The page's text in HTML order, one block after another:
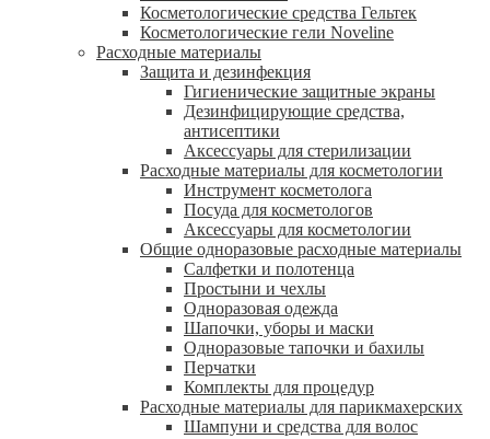
Косметологические средства Гельтек
Косметологические гели Noveline
Расходные материалы
Защита и дезинфекция
Гигиенические защитные экраны
Дезинфицирующие средства,
антисептики
Аксессуары для стерилизации
Расходные материалы для косметологии
Инструмент косметолога
Посуда для косметологов
Аксессуары для косметологии
Общие одноразовые расходные материалы
Салфетки и полотенца
Простыни и чехлы
Одноразовая одежда
Шапочки, уборы и маски
Одноразовые тапочки и бахилы
Перчатки
Комплекты для процедур
Расходные материалы для парикмахерских
Шампуни и средства для волос